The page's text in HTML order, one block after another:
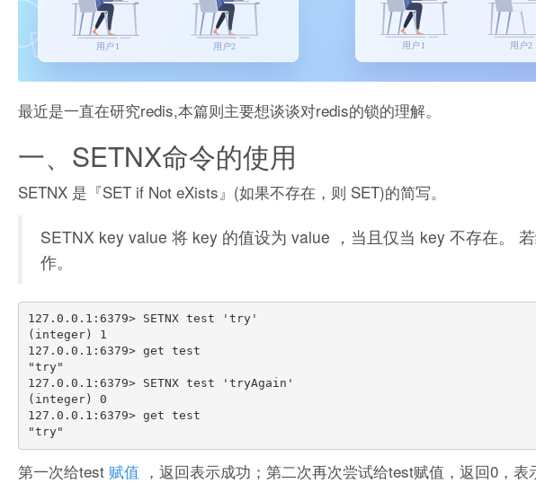
最近是一直在研究redis,本篇则主要想谈谈对redis的锁的理解。
一、SETNX命令的使用
SETNX 是『SET if Not eXists』(如果不存在，则 SET)的简写。
SETNX key value 将 key 的值设为 value ，当且仅当 key 不存在。
作。
127.0.0.1:6379> SETNX test 'try'
(integer) 1
127.0.0.1:6379> get test
"try"
127.0.0.1:6379> SETNX test 'tryAgain'
(integer) 0
127.0.0.1:6379> get test
第一次给test 赋值 ，返回表示成功；第二次再次尝试给test赋值，返回0，表